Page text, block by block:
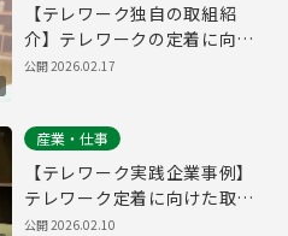
【テレワーク独自の取組紹
介】テレワークの定着に向け
た取組みについて【ノヴィー
公開2026.02.17
産業・仕事
【テレワーク実践企業事例】
テレワーク定着に向けた取
組・社員の声から見る取組･企
公開2026.02.10